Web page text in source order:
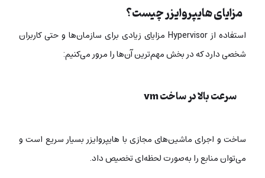
مزایای هایپروایزر چیست؟
استفاده از Hypervisor مزایای زیادی برای سازمان‌ها و حتی کاربران
شخصی دارد که در بخش مهم‌ترین آن‌ها را مرور می‌کنیم:
سرعت بالا در ساخت vm
ساخت و اجرای ماشین‌های مجازی با هایپروایزر بسیار سریع است و
می‌توان منابع را به‌صورت لحظه‌ای تخصیص داد.